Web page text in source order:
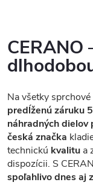
CERANO
Na všetky
predĺženú záruku
náhradných
česká značka
technickú kvalitu a
dispozícii. S
spoľahlivo dnes aj